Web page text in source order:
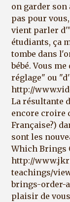
on garder son
pas pour
vient parler
étudiants, ça
tombe dans
bébé. Vous
réglage" ou
http://
La résultante
encore croire
Française?)
sont les
Which Brings
http://
teachings/
brings-order-
plaisir de